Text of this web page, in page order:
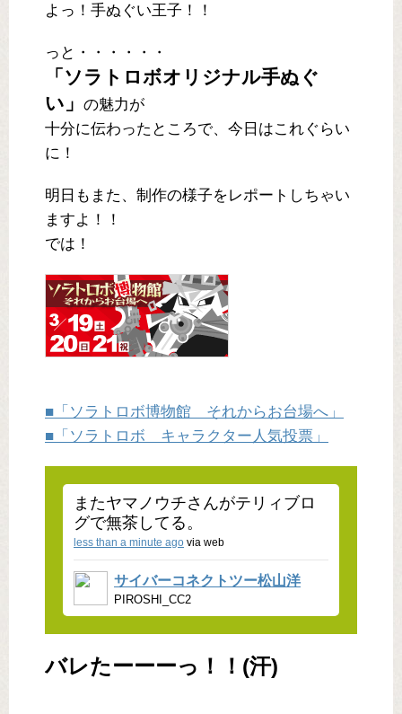
よっ！手ぬぐい王子！！
っと・・・・・・
「ソラトロボオリジナル手ぬぐ
い」 の魅力が
十分に伝わったところで、今日はこれぐらい
に！
明日もまた、制作の様子をレポートしちゃい
ますよ！！
では！
■「ソラトロボ博物館 それからお台場へ」
■「ソラトロボ キャラクター人気投票」
またヤマノウチさんがテリィブロ
グで無茶してる。
less than a minute ago via web
サイバーコネクトツー松山洋
PIROSHI_CC2
バレたーーーっ！！(汗)